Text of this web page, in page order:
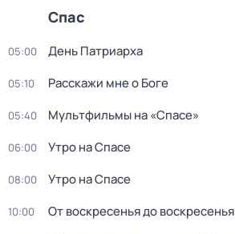
Спас
05:00 Дeнь Патриаpха
05:10 Расскажи мне о Боге
05:40 Мультфильмы на «Спасе»
06:00 Утро на Спасе
08:00 Утро на Спасе
10:00 От воскресенья до воскресенья